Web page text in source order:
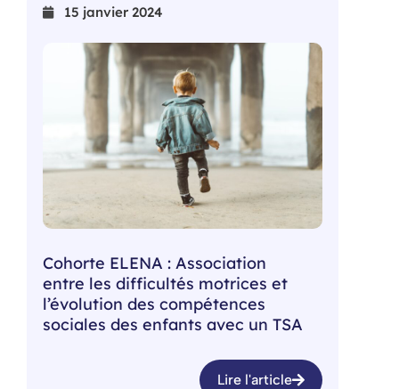
15 janvier 2024
Cohorte ELENA : Association
entre les difficultés motrices et
l’évolution des compétences
sociales des enfants avec un TSA
Lire l'article